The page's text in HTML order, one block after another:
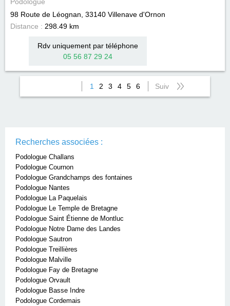
98 Route de Léognan, 33140 Villenave d'Ornon
Distance : 298.49 km
Rdv uniquement par téléphone
05 56 87 29 24
1 2 3 4 5 6 Suiv
Recherches associées :
Podologue Challans
Podologue Cournon
Podologue Grandchamps des fontaines
Podologue Nantes
Podologue La Paquelais
Podologue Le Temple de Bretagne
Podologue Saint Étienne de Montluc
Podologue Notre Dame des Landes
Podologue Sautron
Podologue Treillières
Podologue Malville
Podologue Fay de Bretagne
Podologue Orvault
Podologue Basse Indre
Podologue Cordemais